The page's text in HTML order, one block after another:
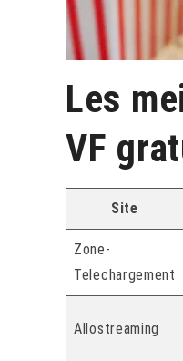
Les
VF
Site
Zone-
Telechargement
Allostreaming